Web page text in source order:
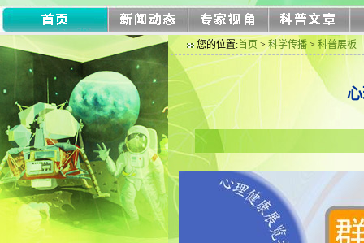
您的位置:首页 >科学传播 > 科普展板